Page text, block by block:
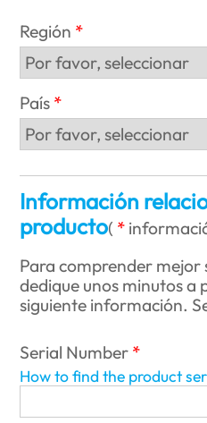
Región
País
Información
producto(
Para comprender mejor
dedique unos minutos a
siguiente información.
Serial Number
How to find the product